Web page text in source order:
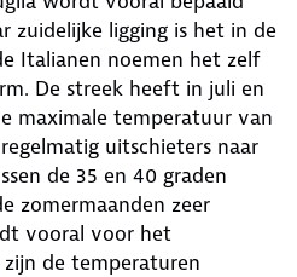
zuidelijke ligging is het in de
Italianen noemen het zelf
De streek heeft in juli en
maximale temperatuur van
uitschieters naar
de 35 en 40 graden
zomermaanden zeer
vooral voor het
de temperaturen